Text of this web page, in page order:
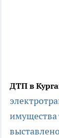
ДТП в
имущества